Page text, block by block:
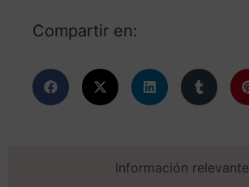
Compartir en:
Información relevante